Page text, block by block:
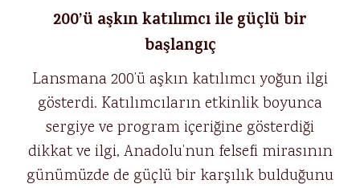
200’ü aşkın katılımcı ile güçlü bir
başlangıç
Lansmana 200’ü aşkın katılımcı yoğun ilgi
gösterdi. Katılımcıların etkinlik boyunca
sergiye ve program içeriğine gösterdiği
dikkat ve ilgi, Anadolu’nun felsefi mirasının
günümüzde de güçlü bir karşılık bulduğunu